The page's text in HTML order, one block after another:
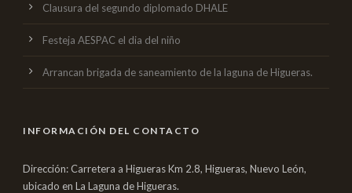
Clausura del segundo diplomado DHALE
Festeja AESPAC el dia del niño
Arrancan brigada de saneamiento de la laguna de Higueras.
INFORMACIÓN DEL CONTACTO
Dirección: Carretera a Higueras Km 2.8, Higueras, Nuevo León,
ubicado en La Laguna de Higueras.